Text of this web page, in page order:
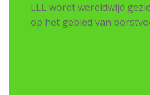
LLL wordt wereldwijd
op het gebied van